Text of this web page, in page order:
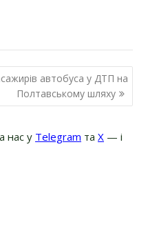
автобуса у ДТП на
Полтавському шляху
нас у Telegram та Х — і